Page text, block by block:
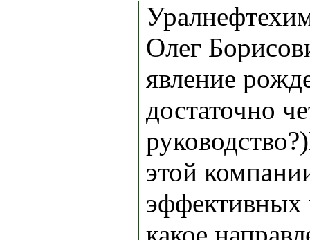
Олег
явление
достаточно
этой
эффективных
какое